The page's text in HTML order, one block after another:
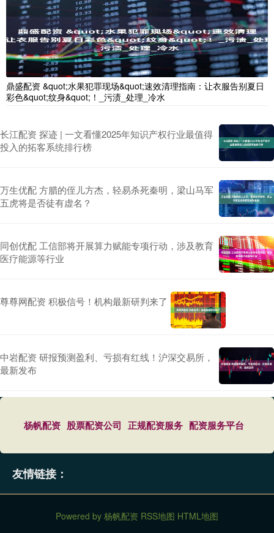
鼎盛配资 &quot;水果犯罪现场&quot;速效清理指南：让衣服告别夏日
彩色&quot;纹身&quot;！_污渍_处理_冷水
长江配资 探迹 | 一文看懂2025年知识产权行业最值得
投入的拓客系统排行榜
万生优配 方腊的侄儿方杰，轻易杀死秦明，梁山马军
五虎将是否徒有虚名？
同创优配 工信部将开展算力赋能专项行动，涉及教育
医疗能源等行业
尊尊网配资 积极信号！机构最新研判来了
中岩配资 研报预测盈利、亏损有红线！沪深交易所，
最新发布
杨帆配资 股票配资公司 正规配资服务 配资服务平台
友情链接：
Powered by 杨帆配资 RSS地图 HTML地图